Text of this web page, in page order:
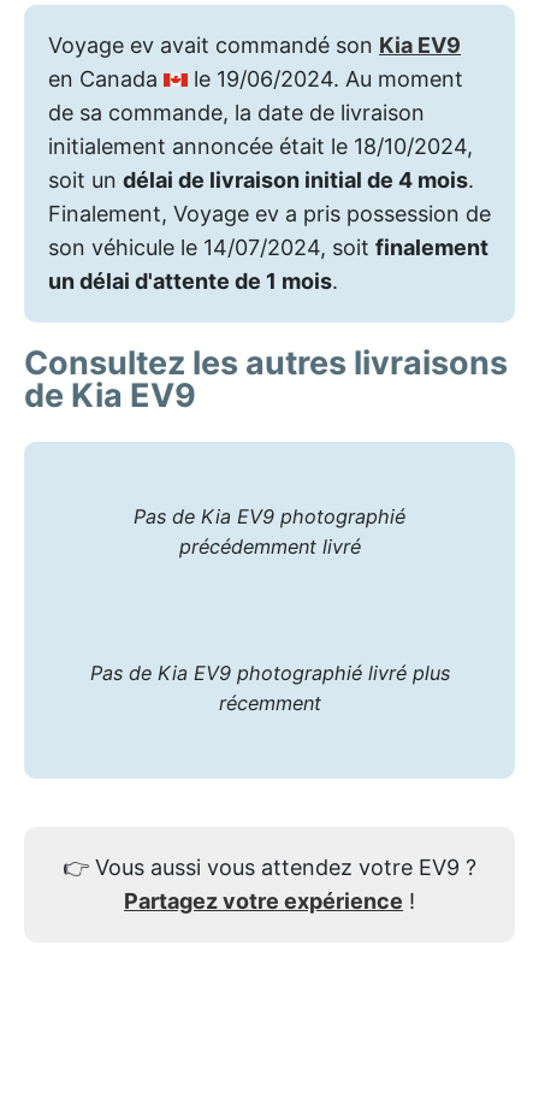
Voyage ev avait commandé son Kia EV9
en Canada
le 19/06/2024. Au moment
de sa commande, la date de livraison
initialement annoncée était le 18/10/2024,
soit un délai de livraison initial de 4 mois.
Finalement, Voyage ev a pris possession de
son véhicule le 14/07/2024, soit finalement
un délai d'attente de 1 mois.
Consultez les autres livraisons
de Kia EV9
Pas de Kia EV9 photographié
précédemment livré
Pas de Kia EV9 photographié livré plus
récemment
👉 Vous aussi vous attendez votre EV9 ?
Partagez votre expérience !